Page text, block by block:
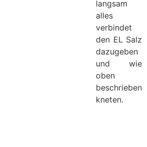
langsam
alles
verbindet
den EL Salz
dazugeben
und wie
oben
beschrieben
kneten.